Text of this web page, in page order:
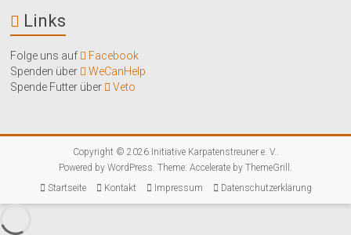
Links
Folge uns auf
Facebook
Spenden über
WeCanHelp
Spende Futter über
Veto
Copyright © 2026 Initiative Karpatenstreuner e. V..
Powered by WordPress. Theme: Accelerate by ThemeGrill .
Startseite
Kontakt Impressum Datenschutzerklärung